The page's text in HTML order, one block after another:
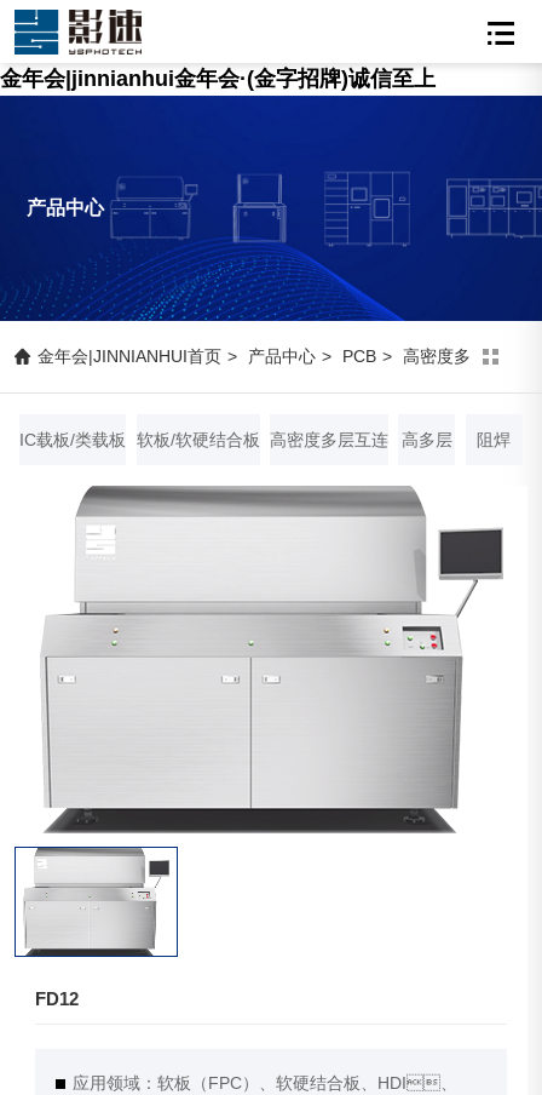
金年会|jinnianhui金年会·(金字招牌)诚信至上
产品中心
金年会|JINNIANHUI首页 > 产品中心 > PCB > 高密度多层互连
IC载板/类载板 软板/软硬结合板 高密度多层互连 高多层 阻焊
FD12
应用领域：软板（FPC）、软硬结合板、HDI、